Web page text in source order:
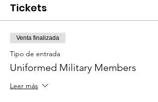
Tickets
Venta finalizada
Tipo de entrada
Uniformed Military Members
Leer más